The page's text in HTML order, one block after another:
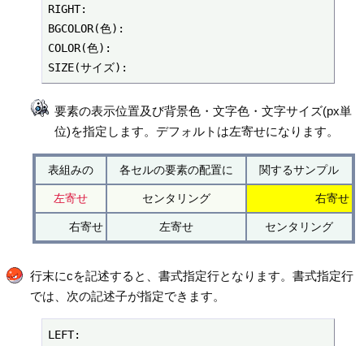
RIGHT:
BGCOLOR(色):
COLOR(色):
SIZE(サイズ):
要素の表示位置及び背景色・文字色・文字サイズ(px単
位)を指定します。デフォルトは左寄せになります。
表組みの 各セルの要素の配置に 関するサンプル
左寄せ センタリング 右寄せ
右寄せ 左寄せ センタリング
行末にcを記述すると、書式指定行となります。書式指定行
では、次の記述子が指定できます。
LEFT: